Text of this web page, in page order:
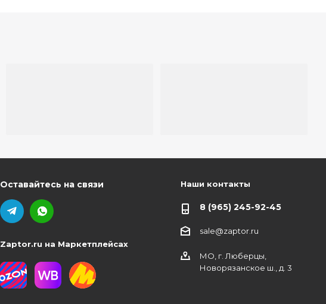
Оставайтесь на связи
Zaptor.ru на Маркетплейсах
Наши контакты
8 (965) 245-92-45
sale@zaptor.ru
МО, г. Люберцы,
Новорязанское ш., д. 3